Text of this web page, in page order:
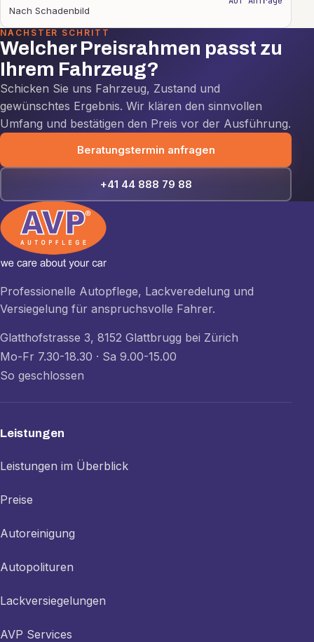
Nach Schadenbild
NÄCHSTER SCHRITT
Welcher Preisrahmen passt zu
Ihrem Fahrzeug?
Schicken Sie uns Fahrzeug, Zustand und
gewünschtes Ergebnis. Wir klären den sinnvollen
Umfang und bestätigen den Preis vor der Ausführung.
Beratungstermin anfragen
+41 44 888 79 88
Professionelle Autopflege, Lackveredelung und
Versiegelung für anspruchsvolle Fahrer.
Glatthofstrasse 3, 8152 Glattbrugg bei Zürich
Mo-Fr 7.30-18.30 · Sa 9.00-15.00
So geschlossen
Leistungen
Leistungen im Überblick
Preise
Autoreinigung
Autopolituren
Lackversiegelungen
AVP Services